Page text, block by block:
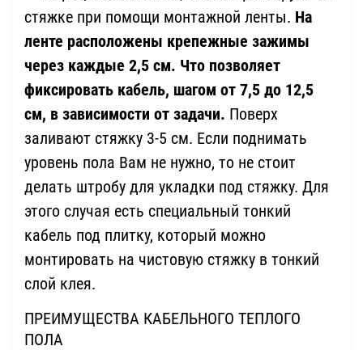
стяжке при помощи монтажной ленты. На
ленте расположены крепежные зажимы
через каждые 2,5 см. Что позволяет
фиксировать кабель, шагом от 7,5 до 12,5
см, в зависимости от задачи. Поверх
заливают стяжку 3-5 см. Если поднимать
уровень пола Вам не нужно, то не стоит
делать штробу для укладки под стяжку. Для
этого случая есть специальный тонкий
кабель под плитку, который можно
монтировать на чистовую стяжку в тонкий
слой клея.
ПРЕИМУЩЕСТВА КАБЕЛЬНОГО ТЕПЛОГО
ПОЛА